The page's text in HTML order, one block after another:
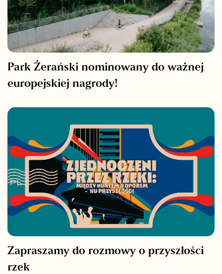
Park Żerański nominowany do ważnej
europejskiej nagrody!
Zapraszamy do rozmowy o przyszłości
rzek